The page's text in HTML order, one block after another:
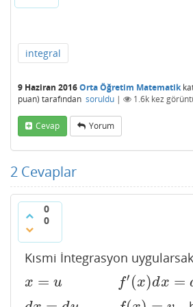
integral
9 Haziran 2016Orta Öğretim Matematik
puan) tarafından soruldu | 1.6k kez
Cevap Yorum
2 Cevaplar
0
0
Kısmi İntegrasyon uygularsak
x = u
x= u f′ (x)dx =
f′(x)dx=dv